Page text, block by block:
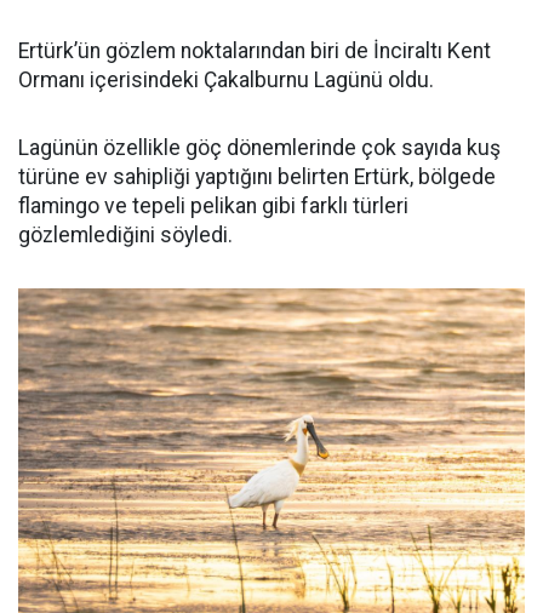
Ertürk’ün gözlem noktalarından biri de İnciraltı Kent
Ormanı içerisindeki Çakalburnu Lagünü oldu.
Lagünün özellikle göç dönemlerinde çok sayıda kuş
türüne ev sahipliği yaptığını belirten Ertürk, bölgede
flamingo ve tepeli pelikan gibi farklı türleri
gözlemlediğini söyledi.